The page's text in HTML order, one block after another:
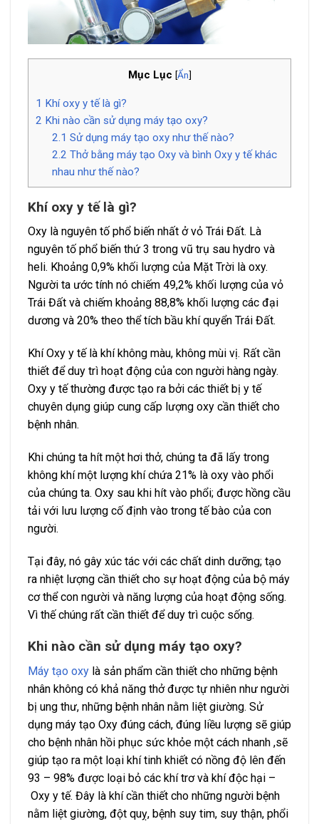
Mục Lục [Ẩn]
1 Khí oxy y tế là gì?
2 Khi nào cần sử dụng máy tạo oxy?
2.1 Sử dụng máy tạo oxy như thế nào?
2.2 Thở bằng máy tạo Oxy và bình Oxy y tế khác
nhau như thế nào?
Khí oxy y tế là gì?
Oxy là nguyên tố phổ biến nhất ở vỏ Trái Đất. Là
nguyên tố phổ biến thứ 3 trong vũ trụ sau hydro và
heli. Khoảng 0,9% khối lượng của Mặt Trời là oxy.
Người ta ước tính nó chiếm 49,2% khối lượng của vỏ
Trái Đất và chiếm khoảng 88,8% khối lượng các đại
dương và 20% theo thể tích bầu khí quyển Trái Đất.
Khí Oxy y tế là khí không màu, không mùi vị. Rất cần
thiết để duy trì hoạt động của con người hàng ngày.
Oxy y tế thường được tạo ra bởi các thiết bị y tế
chuyên dụng giúp cung cấp lượng oxy cần thiết cho
bệnh nhân.
Khi chúng ta hít một hơi thở, chúng ta đã lấy trong
không khí một lượng khí chứa 21% là oxy vào phổi
của chúng ta. Oxy sau khi hít vào phổi; được hồng cầu
tải với lưu lượng cố định vào trong tế bào của con
người.
Tại đây, nó gây xúc tác với các chất dinh dưỡng; tạo
ra nhiệt lượng cần thiết cho sự hoạt động của bộ máy
cơ thể con người và năng lượng của hoạt động sống.
Vì thế chúng rất cần thiết để duy trì cuộc sống.
Khi nào cần sử dụng máy tạo oxy?
Máy tạo oxy là sản phẩm cần thiết cho những bệnh
nhân không có khả năng thở được tự nhiên như người
bị ung thư, những bệnh nhân nằm liệt giường. Sử
dụng máy tạo Oxy đúng cách, đúng liều lượng sẽ giúp
cho bệnh nhân hồi phục sức khỏe một cách nhanh ,sẽ
giúp tạo ra một loại khí tinh khiết có nồng độ lên đến
93 – 98% được loại bỏ các khí trơ và khí độc hại –
Oxy y tế. Đây là khí cần thiết cho những người bệnh
nằm liệt giường, đột quỵ, bệnh suy tim, suy thận, phổi